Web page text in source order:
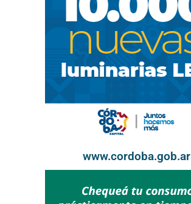
www.cordoba.gob.ar